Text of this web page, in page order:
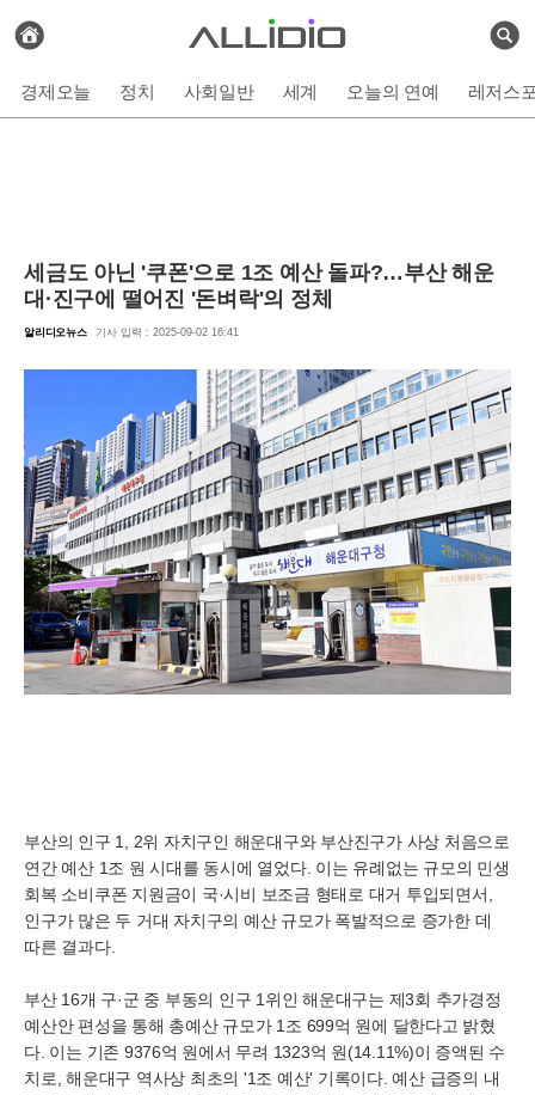
검
전
체
사
보
기
경제오늘 정치 사회일반 세계 오늘의 연예 레저스
세금도 아닌 '쿠폰'으로 1조 예산 돌파?…부산 해운
대·진구에 떨어진 '돈벼락'의 정체
알리디오뉴스 기사 입력 : 2025-09-02 16:41
부산의 인구 1, 2위 자치구인 해운대구와 부산진구가 사상 처음으로
연간 예산 1조 원 시대를 동시에 열었다. 이는 유례없는 규모의 민생
회복 소비쿠폰 지원금이 국·시비 보조금 형태로 대거 투입되면서,
인구가 많은 두 거대 자치구의 예산 규모가 폭발적으로 증가한 데
따른 결과다.
부산 16개 구·군 중 부동의 인구 1위인 해운대구는 제3회 추가경정
예산안 편성을 통해 총예산 규모가 1조 699억 원에 달한다고 밝혔
다. 이는 기존 9376억 원에서 무려 1323억 원(14.11%)이 증액된 수
치로, 해운대구 역사상 최초의 '1조 예산' 기록이다. 예산 급증의 내